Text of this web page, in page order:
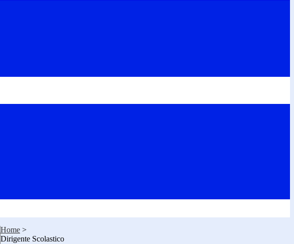
Home >
Dirigente Scolastico